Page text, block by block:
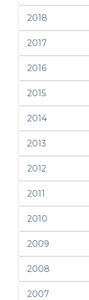
2018
2017
2016
2015
2014
2013
2012
2011
2010
2009
2008
2007